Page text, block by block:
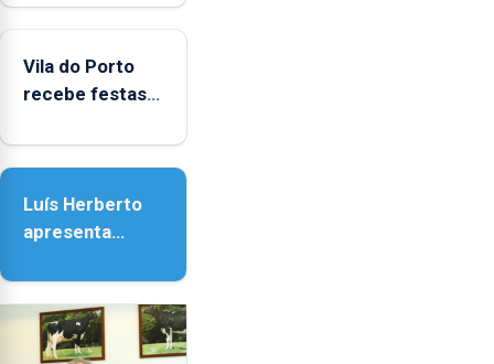
Biblioteca de
Vila do Porto
recebe festas
Nossa Senhora
Luís Herberto
apresenta
Paisagem’